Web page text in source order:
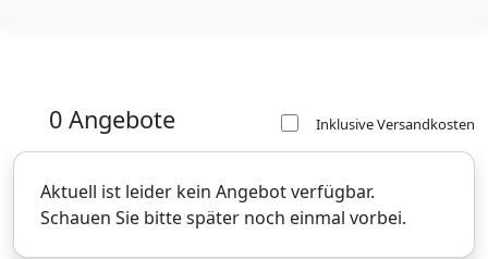
0 Angebote Inklusive Versandkosten
Aktuell ist leider kein Angebot verfügbar.
Schauen Sie bitte später noch einmal vorbei.